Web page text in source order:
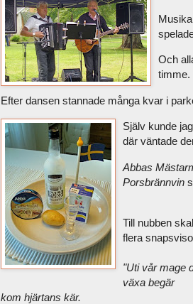
Och
timme.
Efter dansen stannade många kvar i
Själv kunde
där väntade
Abbas
Porsbrännvin
Till nubben
flera
"Uti vår mage
växa begär
kom hjärtans kär.